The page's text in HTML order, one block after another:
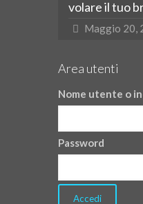
volare il tuo
Maggio 20,
Area utenti
Nome utente o
Password